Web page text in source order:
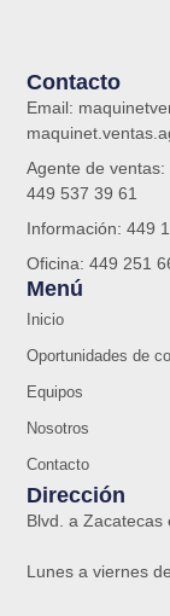
Menú
Inicio
Oportunidades de
Equipos
Nosotros
Contacto
Contacto
Email:
Agente de ventas:
449 537 39 61
Información: 449
Oficina: 449 251
Dirección
Blvd. a Zacatecas
Lunes a viernes